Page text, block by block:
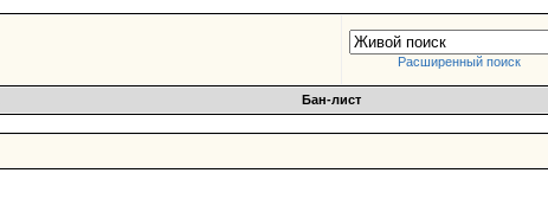
Расширенный поиск
Бан-лист